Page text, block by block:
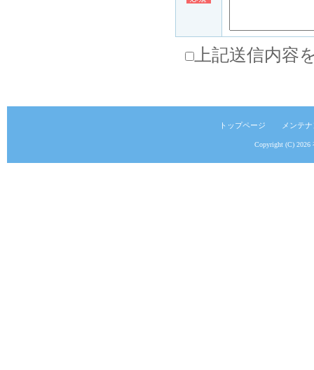
上記送信内
トップページ メンテ
Copyright (C) 2026